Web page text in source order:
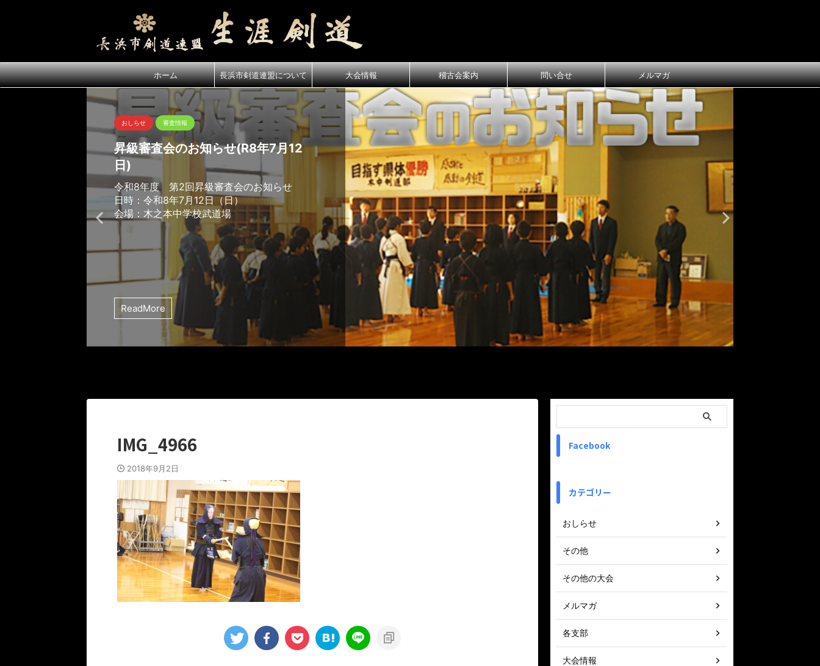
ホーム 長浜市剣道連盟について 大会情報 稽古会案内 問い合せ メルマガ
おしらせ 審査情報
昇級審査会のお知らせ(R8年7月12
日)
令和8年度 第2回昇級審査会のお知らせ
日時：令和8年7月12日（日）
会場：木之本中学校武道場
ReadMore
IMG_4966
2018年9月2日
Facebook
カテゴリー
おしらせ
その他
その他の大会
メルマガ
各支部
大会情報